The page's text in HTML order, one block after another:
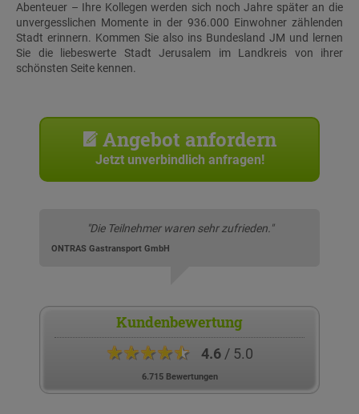
Abenteuer – Ihre Kollegen werden sich noch Jahre später an die
unvergesslichen Momente in der 936.000 Einwohner zählenden
Stadt erinnern. Kommen Sie also ins Bundesland JM und lernen
Sie die liebeswerte Stadt Jerusalem im Landkreis von ihrer
schönsten Seite kennen.
Angebot anfordern
Jetzt unverbindlich anfragen!
"Die Teilnehmer waren sehr zufrieden."
ONTRAS Gastransport GmbH
Kundenbewertung
★★★★★ 4.6/ 5.0
6.715 Bewertungen